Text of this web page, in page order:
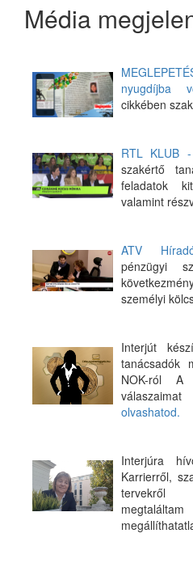
Média
nyugdíjba
cikkében
RTL KLUB -
szakértő
feladatok
valamint
ATV
pénzügyi
személyi
Interjút
tanácsadók
NOK-ról A
olvashatod.
Interjúra
Karrierről,
tervekről